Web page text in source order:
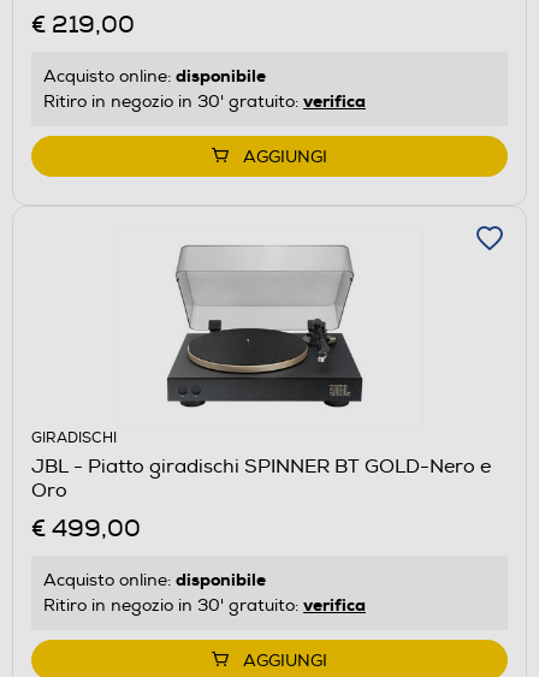
€ 219,00
Acquisto online: disponibile
Ritiro in negozio in 30' gratuito: verifica
AGGIUNGI
GIRADISCHI
JBL - Piatto giradischi SPINNER BT GOLD-Nero e
Oro
€ 499,00
Acquisto online: disponibile
Ritiro in negozio in 30' gratuito: verifica
AGGIUNGI